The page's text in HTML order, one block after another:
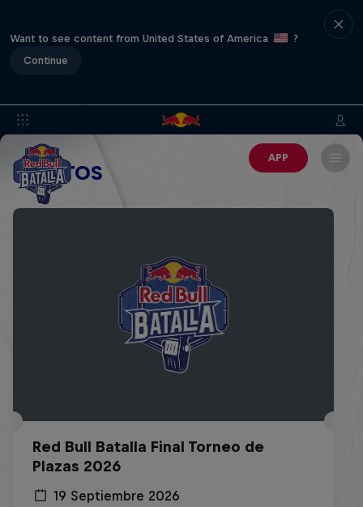
Want to see content from United States of America
?
Continue
APP
EVENTOS
Red Bull Batalla Final Torneo de
Plazas 2026
19 Septiembre 2026